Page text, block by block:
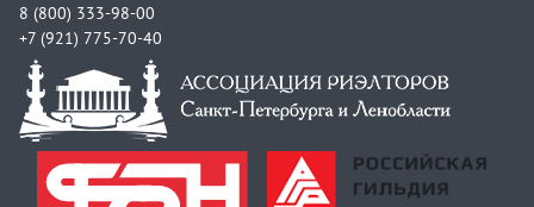
8 (800) 333-98-00
+7 (921) 775-70-40